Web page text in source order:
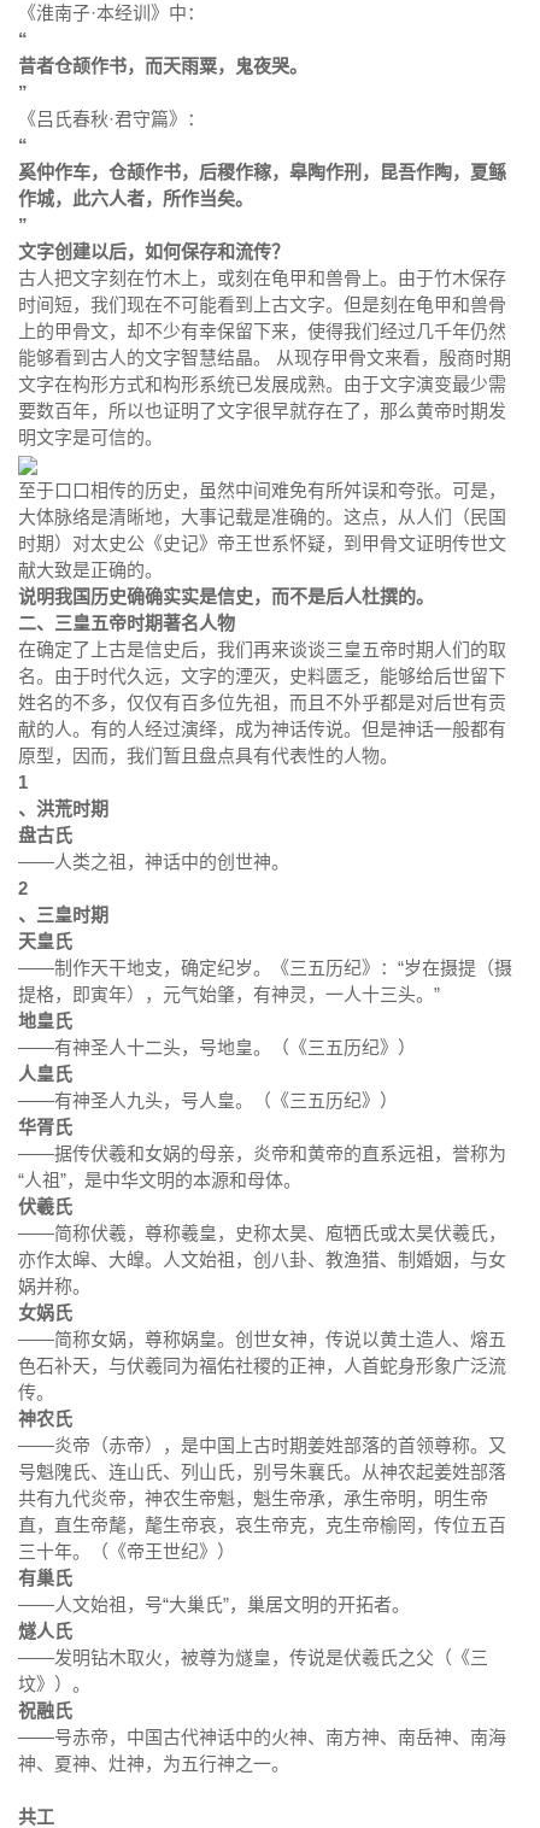
《淮南子·本经训》中：
“
昔者仓颉作书，而天雨粟，鬼夜哭。
”
《吕氏春秋·君守篇》：
“
奚仲作车，仓颉作书，后稷作稼，皋陶作刑，昆吾作陶，夏鲧
作城，此六人者，所作当矣。
”
文字创建以后，如何保存和流传？
古人把文字刻在竹木上，或刻在龟甲和兽骨上。由于竹木保存
时间短，我们现在不可能看到上古文字。但是刻在龟甲和兽骨
上的甲骨文，却不少有幸保留下来，使得我们经过几千年仍然
能够看到古人的文字智慧结晶。 从现存甲骨文来看，殷商时期
文字在构形方式和构形系统已发展成熟。由于文字演变最少需
要数百年，所以也证明了文字很早就存在了，那么黄帝时期发
明文字是可信的。
至于口口相传的历史，虽然中间难免有所舛误和夸张。可是，
大体脉络是清晰地，大事记载是准确的。这点，从人们（民国
时期）对太史公《史记》帝王世系怀疑，到甲骨文证明传世文
献大致是正确的。
说明我国历史确确实实是信史，而不是后人杜撰的。
二、三皇五帝时期著名人物
在确定了上古是信史后，我们再来谈谈三皇五帝时期人们的取
名。由于时代久远，文字的湮灭，史料匮乏，能够给后世留下
姓名的不多，仅仅有百多位先祖，而且不外乎都是对后世有贡
献的人。有的人经过演绎，成为神话传说。但是神话一般都有
原型，因而，我们暂且盘点具有代表性的人物。
1
、洪荒时期
盘古氏
——人类之祖，神话中的创世神。
2
、三皇时期
天皇氏
——制作天干地支，确定纪岁。《三五历纪》：“岁在摄提（摄
提格，即寅年），元气始肇，有神灵，一人十三头。”
地皇氏
——有神圣人十二头，号地皇。（《三五历纪》）
人皇氏
——有神圣人九头，号人皇。（《三五历纪》）
华胥氏
——据传伏羲和女娲的母亲， 炎帝和黄帝的直系远祖，誉称为
“人祖”，是中华文明的本源和母体。
伏羲氏
——简称伏羲，尊称羲皇，史称太昊、庖牺氏或太昊伏羲氏，
亦作太皞、大皥。人文始祖，创八卦、教渔猎、制婚姻，与女
娲并称。
女娲氏
——简称女娲，尊称娲皇。 创世女神，传说以黄土造人、熔五
色石补天，与伏羲同为福佑社稷的正神，人首蛇身形象广泛流
传。
神农氏
——炎帝（赤帝），是中国上古时期姜姓部落的首领尊称。又
号魁隗氏、连山氏、列山氏，别号朱襄氏。从神农起姜姓部落
共有九代炎帝，神农生帝魁，魁生帝承，承生帝明，明生帝
直，直生帝氂，氂生帝哀，哀生帝克，克生帝榆罔，传位五百
三十年。（《帝王世纪》）
有巢氏
——人文始祖，号“大巢氏”，巢居文明的开拓者。
燧人氏
——发明钻木取火，被尊为燧皇，传说是伏羲氏之父（《三
坟》）。
祝融氏
——号赤帝，中国古代神话中的火神、南方神、南岳神、南海
神、夏神、灶神，为五行神之一。
共工